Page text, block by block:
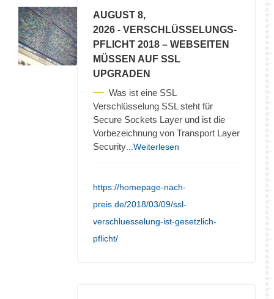
AUGUST 8,
2026 - VERSCHLÜSSELUNGS-
PFLICHT 2018 – WEBSEITEN
MÜSSEN AUF SSL
UPGRADEN
Was ist eine SSL
Verschlüsselung SSL steht für
Secure Sockets Layer und ist die
Vorbezeichnung von Transport Layer
Security ...Weiterlesen
https://homepage-nach-
preis.de/2018/03/09/ssl-
verschluesselung-ist-gesetzlich-
pflicht/